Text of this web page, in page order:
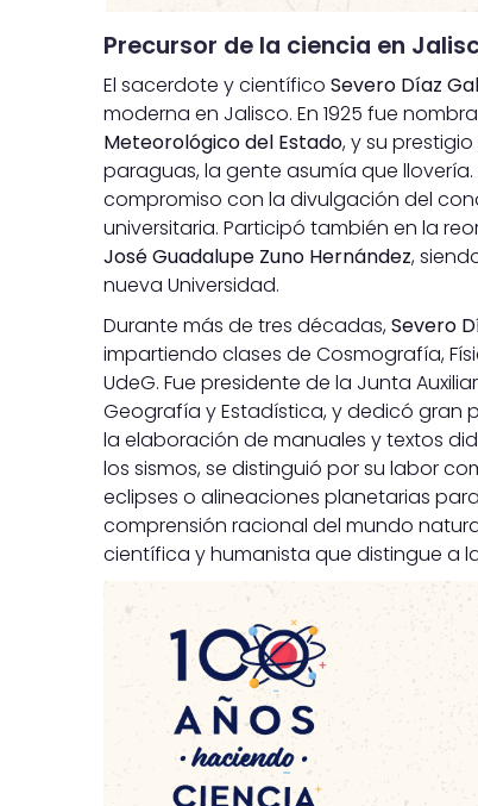
Precursor de la ciencia en
El sacerdote y científico Severo Díaz
moderna en Jalisco. En 1925 fue
Meteorológico del Estado, y su
paraguas, la gente asumía que
compromiso con la divulgación del
universitaria. Participó también en la
José Guadalupe Zuno Hernández,
nueva Universidad.
Durante más de tres décadas,Severo
impartiendo clases de Cosmografía,
UdeG. Fue presidente de la Junta
Geografía y Estadística, y dedicó gran
la elaboración de manuales y textos
los sismos, se distinguió por su labor
eclipses o alineaciones planetarias
comprensión racional del mundo
científica y humanista que distingue a